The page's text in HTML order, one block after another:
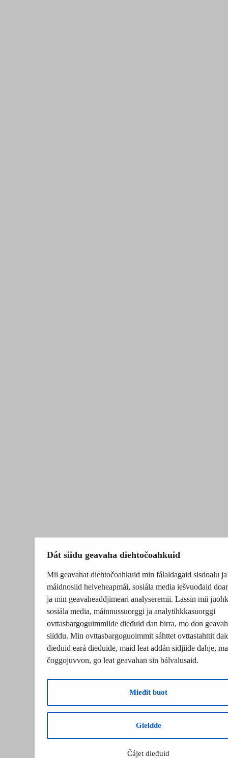
Dát siidu geavaha diehtočoahkuid
Mii geavahat diehtočoahkuid min fálaldagaid sisdoalu ja
máidnosiid heiveheapmái, sosiála media iešvuođaid
ja min geavaheaddjimeari analyseremii. Lassin mii
sosiála media, máinnussuorggi ja analytihkkasuorggi
ovttasbargoguimmiide dieđuid dan birra, mo don
siiddu. Min ovttasbargoguoimmit sáhttet ovttastahttit
dieđuid eará dieđuide, maid leat addán sidjiide dahje,
čoggojuvvon, go leat geavahan sin bálvalusaid.
Mieđit buot
Gieldde
Čájet dieđuid